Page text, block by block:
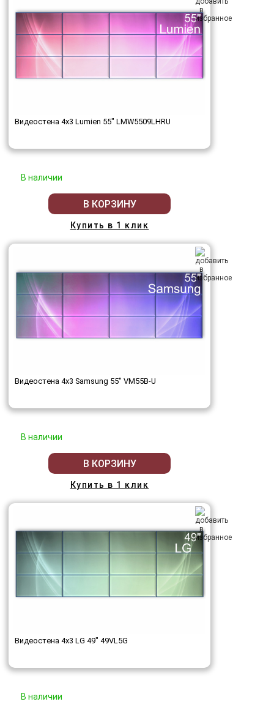
Видеостена 4x3 Lumien 55" LMW5509LHRU
В наличии
В КОРЗИНУ
Купить в 1 клик
Видеостена 4x3 Samsung 55" VM55B-U
В наличии
В КОРЗИНУ
Купить в 1 клик
Видеостена 4x3 LG 49" 49VL5G
В наличии